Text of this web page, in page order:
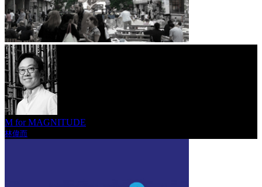
M for MAGNITUDE
林偉而